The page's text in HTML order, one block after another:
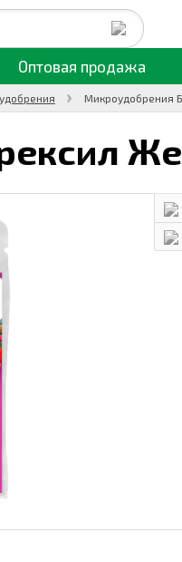
Оптовая продажа
Микроудобрения